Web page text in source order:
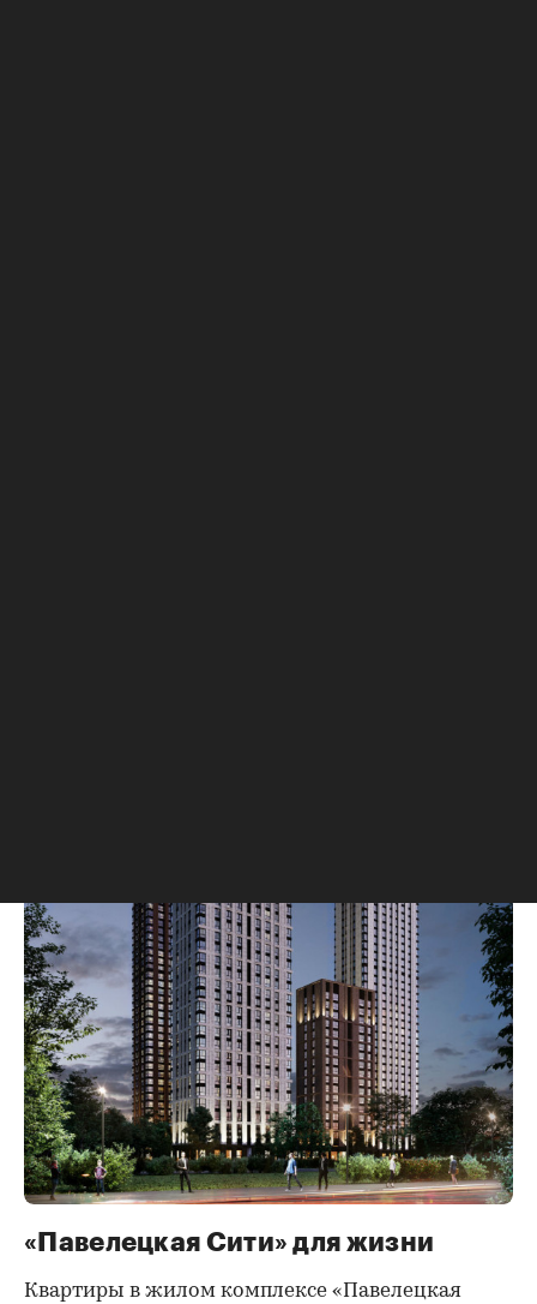
«Павелецкая Сити» для жизни
Квартиры в жилом комплексе «Павелецкая